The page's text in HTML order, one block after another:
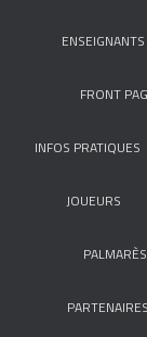
ENSEIGNANTS
FRONT
INFOS PRATIQUES
JOUEURS
PALMARÈS
PARTENAIRES